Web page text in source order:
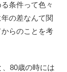
条件って色々
の差なんて関
らのことを考
80歳の時には